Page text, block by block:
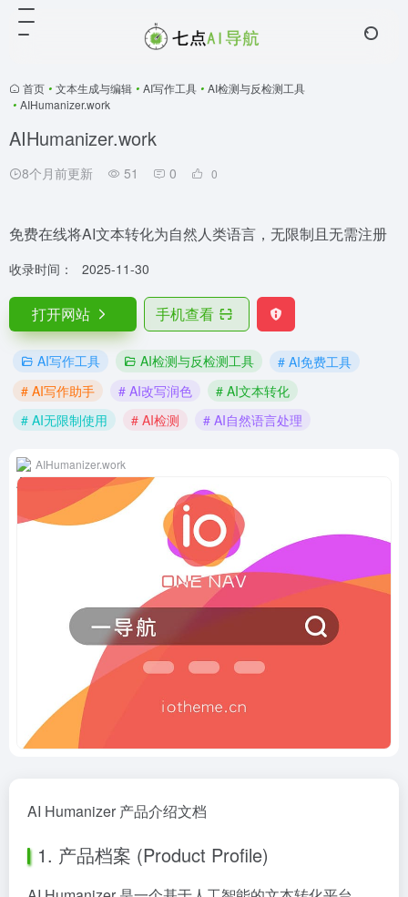
首页 • 文本生成与编辑 • AI写作工具 • AI检测与反检测工具
• AIHumanizer.work
AIHumanizer.work
8个月前更新 51 0 0
免费在线将AI文本转化为自然人类语言，无限制且无需注册
收录时间： 2025-11-30
打开网站 手机查看
AI写作工具 AI检测与反检测工具
# AI免费工具
# AI写作助手
# AI改写润色
# AI文本转化
# AI无限制使用
# AI检测 # AI自然语言处理
AIHumanizer.work
AI Humanizer 产品介绍文档
1. 产品档案 (Product Profile)